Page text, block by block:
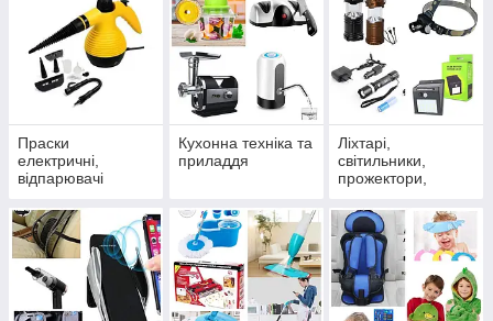
Праски
електричні,
відпарювачі
Кухонна техніка та
приладдя
Ліхтарі,
світильники,
прожектори,
вуличне
освітлення